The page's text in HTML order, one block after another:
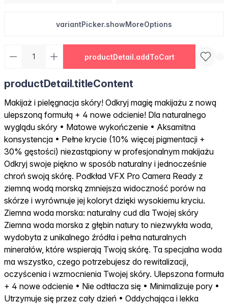
variantPicker.showMoreOptions
productDetail.addToCart
productDetail.titleContent
Makijaż i pielęgnacja skóry! Odkryj magię makijażu z nową
ulepszoną formułą + 4 nowe odcienie! Dla naturalnego
wyglądu skóry • Matowe wykończenie • Aksamitna
konsystencja • Pełne krycie (10% więcej pigmentacji +
30% gęstości) niezastąpiony w profesjonalnym makijażu
Odkryj swoje piękno w sposób naturalny i jednocześnie
chroń swoją skórę. Podkład VFX Pro Camera Ready z
ziemną wodą morską zmniejsza widoczność porów na
skórze i wyrównuje jej koloryt dzięki wysokiemu kryciu.
Ziemna woda morska: naturalny cud dla Twojej skóry
Ziemna woda morska z głębin natury to niezwykła woda,
wydobyta z unikalnego źródła i pełna naturalnych
minerałów, które wspierają Twoją skórę. Ta specjalna woda
ma wszystko, czego potrzebujesz do rewitalizacji,
oczyścenia i wzmocnienia Twojej skóry. Ulepszona formuła
+ 4 nowe odcienie • Nie odtłacza się • Minimalizuje pory •
Utrzymuje się przez cały dzień • Oddychająca i lekka